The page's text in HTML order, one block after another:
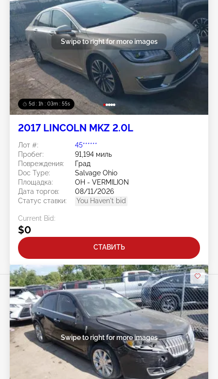
5d : 1h : 03m : 52s
Swipe to right for more images
2017 LINCOLN MKZ 2.0L
Лот #:
45******
Пробег:
91,194 миль
Повреждения:
Град
Doc Type:
Salvage Ohio
Площадка:
OH - VERMILION
Дата торгов:
08/11/2026
Статус ставки:
You Haven't bid
Current Bid:
$0
СТАВИТЬ
Swipe to right for more images